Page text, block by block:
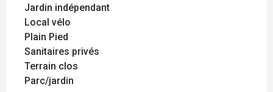
Jardin indépendant
Local vélo
Plain Pied
Sanitaires privés
Terrain clos
Parc/jardin